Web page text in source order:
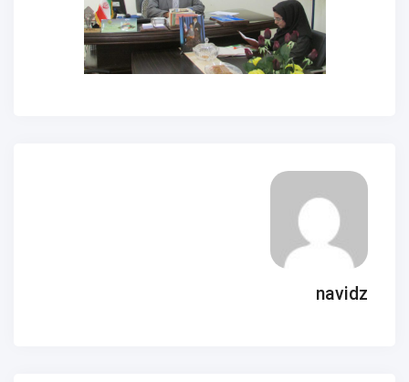
navidz